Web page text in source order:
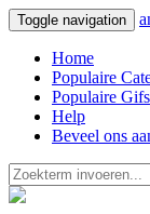
Toggle navigation
Home
Populaire
Populaire Gifs
Help
Beveel ons